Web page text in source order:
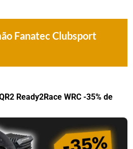
Fanatec Clubsport
Ready2Race WRC -35% de